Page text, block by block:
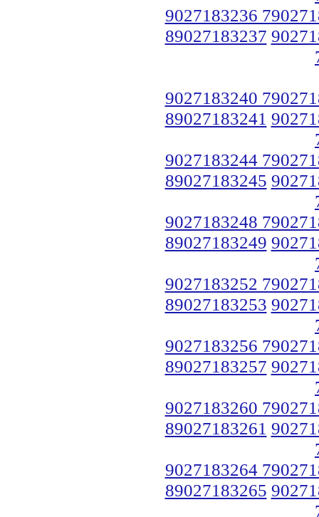
9027183236
89027183237
9027183240
89027183241
9027183244
89027183245
9027183248
89027183249
9027183252
89027183253
9027183256
89027183257
9027183260
89027183261
9027183264
89027183265